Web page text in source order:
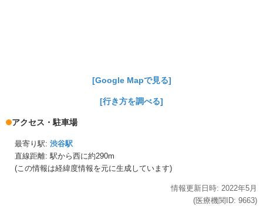
[Google Mapで見る]
[行き方を調べる]
アクセス・駐車場
最寄り駅: 渋谷駅
直線距離: 駅から西に約290m
(この情報は経緯度情報を元に生成しています)
情報更新日時: 2022年5月
(医療機関ID: 9663)